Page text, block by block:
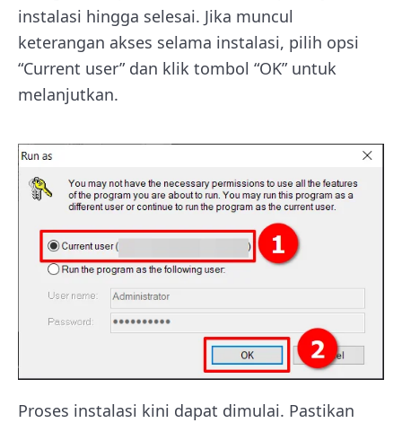
instalasi hingga selesai. Jika muncul
keterangan akses selama instalasi, pilih opsi
“Current user” dan klik tombol “OK” untuk
melanjutkan.
Proses instalasi kini dapat dimulai. Pastikan